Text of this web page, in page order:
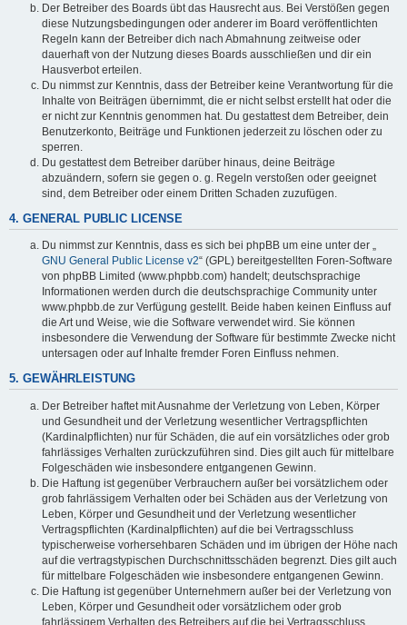
Der Betreiber des Boards übt das Hausrecht aus. Bei Verstößen gegen
diese Nutzungsbedingungen oder anderer im Board veröffentlichten
Regeln kann der Betreiber dich nach Abmahnung zeitweise oder
dauerhaft von der Nutzung dieses Boards ausschließen und dir ein
Hausverbot erteilen.
Du nimmst zur Kenntnis, dass der Betreiber keine Verantwortung für die
Inhalte von Beiträgen übernimmt, die er nicht selbst erstellt hat oder die
er nicht zur Kenntnis genommen hat. Du gestattest dem Betreiber, dein
Benutzerkonto, Beiträge und Funktionen jederzeit zu löschen oder zu
sperren.
Du gestattest dem Betreiber darüber hinaus, deine Beiträge
abzuändern, sofern sie gegen o. g. Regeln verstoßen oder geeignet
sind, dem Betreiber oder einem Dritten Schaden zuzufügen.
4. GENERAL PUBLIC LICENSE
Du nimmst zur Kenntnis, dass es sich bei phpBB um eine unter der „
GNU General Public License v2“ (GPL) bereitgestellten Foren-Software
von phpBB Limited (www.phpbb.com) handelt; deutschsprachige
Informationen werden durch die deutschsprachige Community unter
www.phpbb.de zur Verfügung gestellt. Beide haben keinen Einfluss auf
die Art und Weise, wie die Software verwendet wird. Sie können
insbesondere die Verwendung der Software für bestimmte Zwecke nicht
untersagen oder auf Inhalte fremder Foren Einfluss nehmen.
5. GEWÄHRLEISTUNG
Der Betreiber haftet mit Ausnahme der Verletzung von Leben, Körper
und Gesundheit und der Verletzung wesentlicher Vertragspflichten
(Kardinalpflichten) nur für Schäden, die auf ein vorsätzliches oder grob
fahrlässiges Verhalten zurückzuführen sind. Dies gilt auch für mittelbare
Folgeschäden wie insbesondere entgangenen Gewinn.
Die Haftung ist gegenüber Verbrauchern außer bei vorsätzlichem oder
grob fahrlässigem Verhalten oder bei Schäden aus der Verletzung von
Leben, Körper und Gesundheit und der Verletzung wesentlicher
Vertragspflichten (Kardinalpflichten) auf die bei Vertragsschluss
typischerweise vorhersehbaren Schäden und im übrigen der Höhe nach
auf die vertragstypischen Durchschnittsschäden begrenzt. Dies gilt auch
für mittelbare Folgeschäden wie insbesondere entgangenen Gewinn.
Die Haftung ist gegenüber Unternehmern außer bei der Verletzung von
Leben, Körper und Gesundheit oder vorsätzlichem oder grob
fahrlässigem Verhalten des Betreibers auf die bei Vertragsschluss